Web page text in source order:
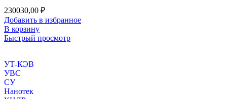
230030,00 ₽
Добавить в избранное
В корзину
Быстрый просмотр
УТ-КЭВ
УВС
СУ
Нанотек